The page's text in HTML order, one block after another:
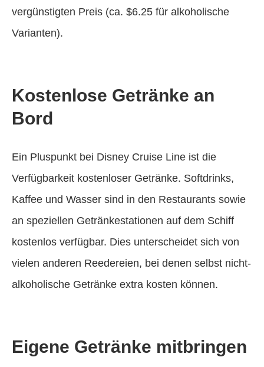
vergünstigten Preis (ca. $6.25 für alkoholische
Varianten).
Kostenlose Getränke an
Bord
Ein Pluspunkt bei Disney Cruise Line ist die
Verfügbarkeit kostenloser Getränke. Softdrinks,
Kaffee und Wasser sind in den Restaurants sowie
an speziellen Getränkestationen auf dem Schiff
kostenlos verfügbar. Dies unterscheidet sich von
vielen anderen Reedereien, bei denen selbst nicht-
alkoholische Getränke extra kosten können.
Eigene Getränke mitbringen